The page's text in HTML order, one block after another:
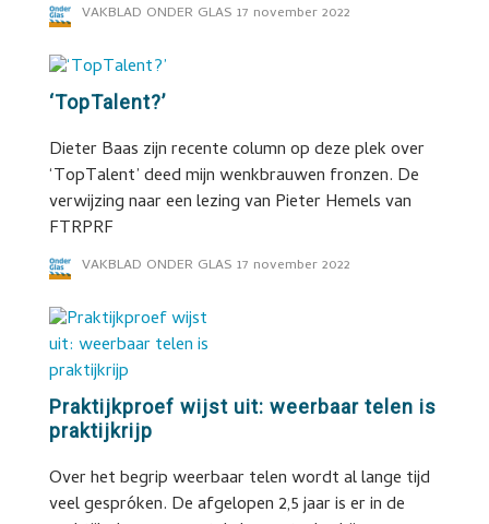
VAKBLAD ONDER GLAS 17 november 2022
‘TopTalent?’
Dieter Baas zijn recente column op deze plek over
‘TopTalent’ deed mijn wenkbrauwen fronzen. De
verwijzing naar een lezing van Pieter Hemels van
FTRPRF
VAKBLAD ONDER GLAS 17 november 2022
Praktijkproef wijst uit: weerbaar telen is
praktijkrijp
Over het begrip weerbaar telen wordt al lange tijd
veel gespróken. De afgelopen 2,5 jaar is er in de